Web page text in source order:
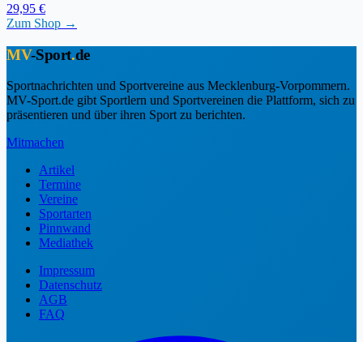
29,95 €
Zum Shop →
MV-Sport.de
Sportnachrichten und Sportvereine aus Mecklenburg-Vorpommern.
MV-Sport.de gibt Sportlern und Sportvereinen die Plattform, sich zu
präsentieren und über ihren Sport zu berichten.
Mitmachen
Artikel
Termine
Vereine
Sportarten
Pinnwand
Mediathek
Impressum
Datenschutz
AGB
FAQ